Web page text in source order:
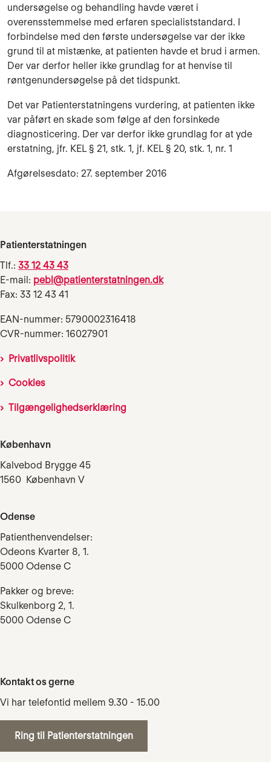
undersøgelse og behandling havde været i
overensstemmelse med erfaren specialiststandard. I
forbindelse med den første undersøgelse var der ikke
grund til at mistænke, at patienten havde et brud i armen.
Der var derfor heller ikke grundlag for at henvise til
røntgenundersøgelse på det tidspunkt.
Det var Patienterstatningens vurdering, at patienten ikke
var påført en skade som følge af den forsinkede
diagnosticering. Der var derfor ikke grundlag for at yde
erstatning, jfr. KEL § 21, stk. 1, jf. KEL § 20, stk. 1, nr. 1
Afgørelsesdato: 27. september 2016
Patienterstatningen
Tlf.: 33 12 43 43
E-mail: pebl@patienterstatningen.dk
Fax: 33 12 43 41
EAN-nummer: 5790002316418
CVR-nummer: 16027901
Privatlivspolitik
Cookies
Tilgængelighedserklæring
København
Kalvebod Brygge 45
1560 København V
Odense
Patienthenvendelser:
Odeons Kvarter 8, 1.
5000 Odense C
Pakker og breve:
Skulkenborg 2, 1.
5000 Odense C
Kontakt os gerne
Vi har telefontid mellem 9.30 - 15.00
Ring til Patienterstatningen